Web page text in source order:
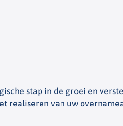
stap in de groei en
realiseren van uw